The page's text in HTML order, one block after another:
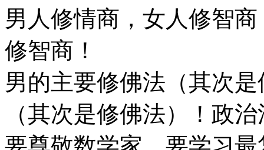
男人修情商，女人修智
修智商！
男的主要修佛法（其次
（其次是修佛法）！政